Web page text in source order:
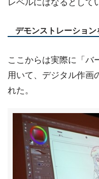
レベルにはなるとして
デモンストレーショ
ここからは実際に「バ
用いて、デジタル作画
れた。